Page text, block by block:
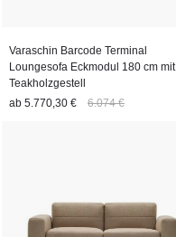
Varaschin Barcode Terminal
Loungesofa Eckmodul 180 cm mit
Teakholzgestell
ab 5.770,30 € 6.074 €